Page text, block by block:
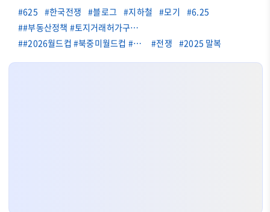
#625 #한국전쟁 #블로그 #지하철 #모기
#6.25
##부동산정책 #토지거래허가구역 #동탄부동산 #기흥부동산 #구리부동산 #부동산규제 #2026부동산
##2026월드컵 #북중미월드컵 #FIFA월드컵 #월드컵 #월드컵32강 #축구 #축구소식 #축구뉴스 #국가대표 #월드컵일정 #월드컵결과 #우승후보 #브라질 #아르헨티나 #프랑스 #잉글랜드 #일본축구 #캐나다 #스포츠 #축구팬
#전쟁 #2025 말복